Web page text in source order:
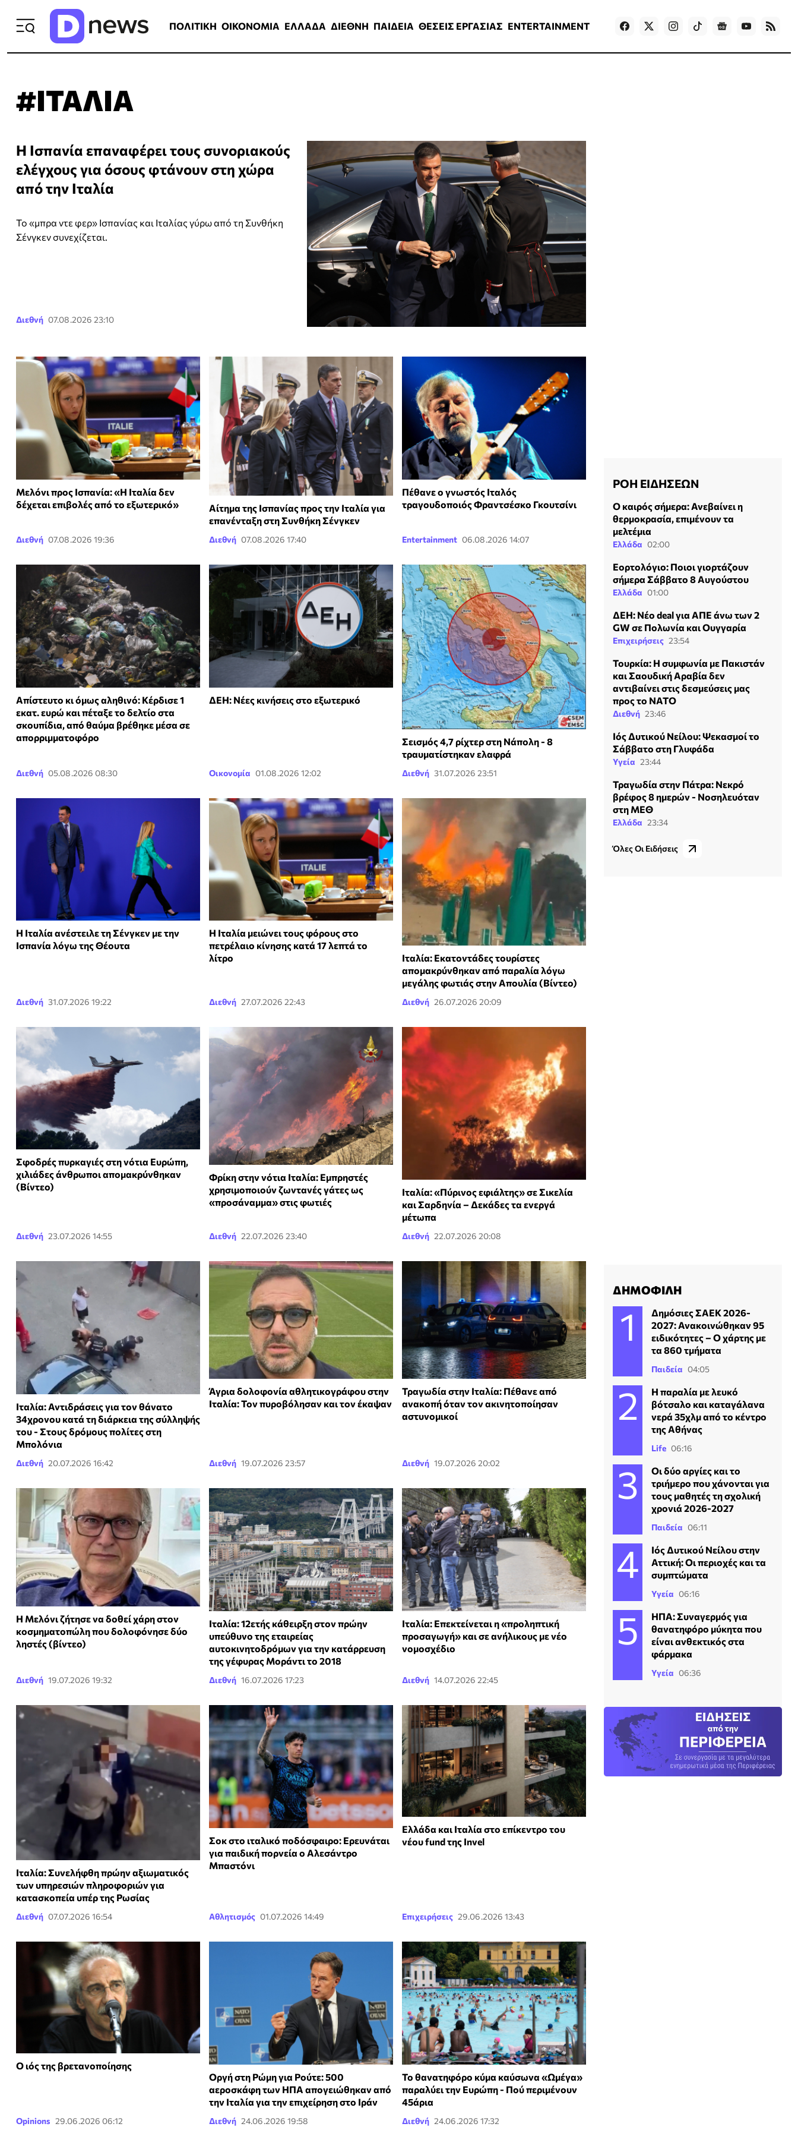
ΠΟΛΙΤΙΚΗ ΟΙΚΟΝΟΜΙΑ ΕΛΛΑΔΑ ΔΙΕΘΝΗ ΠΑΙΔΕΙΑ ΘΕΣΕΙΣ ΕΡΓΑΣΙΑΣ ENTERTAINMENT Games
#ΙΤΑΛΙΑ
Η Ισπανία επαναφέρει τους συνοριακούς
ελέγχους για όσους φτάνουν στη χώρα
από την Ιταλία
Το «μπρα ντε φερ» Ισπανίας και Ιταλίας γύρω από τη Συνθήκη
Σένγκεν συνεχίζεται.
Διεθνή 07.08.2026 23:10
Μελόνι προς Ισπανία: «Η Ιταλία δεν
δέχεται επιβολές από το εξωτερικό»
Διεθνή 07.08.2026 19:36
Αίτημα της Ισπανίας προς την Ιταλία για
επανένταξη στη Συνθήκη Σένγκεν
Διεθνή 07.08.2026 17:40
Πέθανε ο γνωστός Ιταλός
τραγουδοποιός Φραντσέσκο Γκουτσίνι
Entertainment 06.08.2026 14:07
Απίστευτο κι όμως αληθινό: Κέρδισε 1
εκατ. ευρώ και πέταξε το δελτίο στα
σκουπίδια, από θαύμα βρέθηκε μέσα σε
απορριμματοφόρο
Διεθνή 05.08.2026 08:30
ΔΕΗ: Νέες κινήσεις στο εξωτερικό
Οικονομία 01.08.2026 12:02
Σεισμός 4,7 ρίχτερ στη Νάπολη - 8
τραυματίστηκαν ελαφρά
Διεθνή 31.07.2026 23:51
Η Ιταλία ανέστειλε τη Σένγκεν με την
Ισπανία λόγω της Θέουτα
Διεθνή 31.07.2026 19:22
Η Ιταλία μειώνει τους φόρους στο
πετρέλαιο κίνησης κατά 17 λεπτά το
λίτρο
Διεθνή 27.07.2026 22:43
Ιταλία: Εκατοντάδες τουρίστες
απομακρύνθηκαν από παραλία λόγω
μεγάλης φωτιάς στην Απουλία (Βίντεο)
Διεθνή 26.07.2026 20:09
Σφοδρές πυρκαγιές στη νότια Ευρώπη,
χιλιάδες άνθρωποι απομακρύνθηκαν
(Βίντεο)
Διεθνή 23.07.2026 14:55
Φρίκη στην νότια Ιταλία: Εμπρηστές
χρησιμοποιούν ζωντανές γάτες ως
«προσάναμμα» στις φωτιές
Διεθνή 22.07.2026 23:40
Ιταλία: «Πύρινος εφιάλτης» σε Σικελία
και Σαρδηνία – Δεκάδες τα ενεργά
μέτωπα
Διεθνή 22.07.2026 20:08
Ιταλία: Αντιδράσεις για τον θάνατο
34χρονου κατά τη διάρκεια της σύλληψής
του - Στους δρόμους πολίτες στη
Μπολόνια
Διεθνή 20.07.2026 16:42
Άγρια δολοφονία αθλητικογράφου στην
Ιταλία: Τον πυροβόλησαν και τον έκαψαν
Διεθνή 19.07.2026 23:57
Τραγωδία στην Ιταλία: Πέθανε από
ανακοπή όταν τον ακινητοποίησαν
αστυνομικοί
Διεθνή 19.07.2026 20:02
Η Μελόνι ζήτησε να δοθεί χάρη στον
κοσμηματοπώλη που δολοφόνησε δύο
ληστές (βίντεο)
Διεθνή 19.07.2026 19:32
Ιταλία: 12ετής κάθειρξη στον πρώην
υπεύθυνο της εταιρείας
αυτοκινητοδρόμων για την κατάρρευση
της γέφυρας Μοράντι το 2018
Διεθνή 16.07.2026 17:23
Ιταλία: Επεκτείνεται η «προληπτική
προσαγωγή» και σε ανήλικους με νέο
νομοσχέδιο
Διεθνή 14.07.2026 22:45
Ιταλία: Συνελήφθη πρώην αξιωματικός
των υπηρεσιών πληροφοριών για
κατασκοπεία υπέρ της Ρωσίας
Διεθνή 07.07.2026 16:54
Σοκ στο ιταλικό ποδόσφαιρο: Ερευνάται
για παιδική πορνεία ο Αλεσάντρο
Μπαστόνι
Αθλητισμός 01.07.2026 14:49
Ελλάδα και Ιταλία στο επίκεντρο του
νέου fund της Invel
Επιχειρήσεις 29.06.2026 13:43
Ο ιός της βρετανοποίησης
Opinions 29.06.2026 06:12
Οργή στη Ρώμη για Ρούτε: 500
αεροσκάφη των ΗΠΑ απογειώθηκαν από
την Ιταλία για την επιχείρηση στο Ιράν
Διεθνή 24.06.2026 19:58
Το θανατηφόρο κύμα καύσωνα «Ωμέγα»
παραλύει την Ευρώπη - Πού περιμένουν
45άρια
Διεθνή 24.06.2026 17:32
ΡΟΗ ΕΙΔΗΣΕΩΝ
Ο καιρός σήμερα: Ανεβαίνει η
θερμοκρασία, επιμένουν τα
μελτέμια
Ελλάδα 02:00
Εορτολόγιο: Ποιοι γιορτάζουν
σήμερα Σάββατο 8 Αυγούστου
Ελλάδα 01:00
ΔΕΗ: Νέο deal για ΑΠΕ άνω των 2
GW σε Πολωνία και Ουγγαρία
Επιχειρήσεις 23:54
Τουρκία: Η συμφωνία με Πακιστάν
και Σαουδική Αραβία δεν
αντιβαίνει στις δεσμεύσεις μας
προς το ΝΑΤΟ
Διεθνή 23:46
Ιός Δυτικού Νείλου: Ψεκασμοί το
Σάββατο στη Γλυφάδα
Υγεία 23:44
Τραγωδία στην Πάτρα: Νεκρό
βρέφος 8 ημερών - Νοσηλευόταν
στη ΜΕΘ
Ελλάδα 23:34
Όλες Οι Ειδήσεις
ΔΗΜΟΦΙΛΗ
Δημόσιες ΣΑΕΚ 2026-
2027: Ανακοινώθηκαν 95
ειδικότητες – Ο χάρτης με
τα 860 τμήματα
Παιδεία 04:05
Η παραλία με λευκό
βότσαλο και καταγάλανα
νερά 35χλμ από το κέντρο
της Αθήνας
Life 06:16
Οι δύο αργίες και το
τριήμερο που χάνονται για
τους μαθητές τη σχολική
χρονιά 2026-2027
Παιδεία 06:11
Ιός Δυτικού Νείλου στην
Αττική: Οι περιοχές και τα
συμπτώματα
Υγεία 06:16
ΗΠΑ: Συναγερμός για
θανατηφόρο μύκητα που
είναι ανθεκτικός στα
φάρμακα
Υγεία 06:36